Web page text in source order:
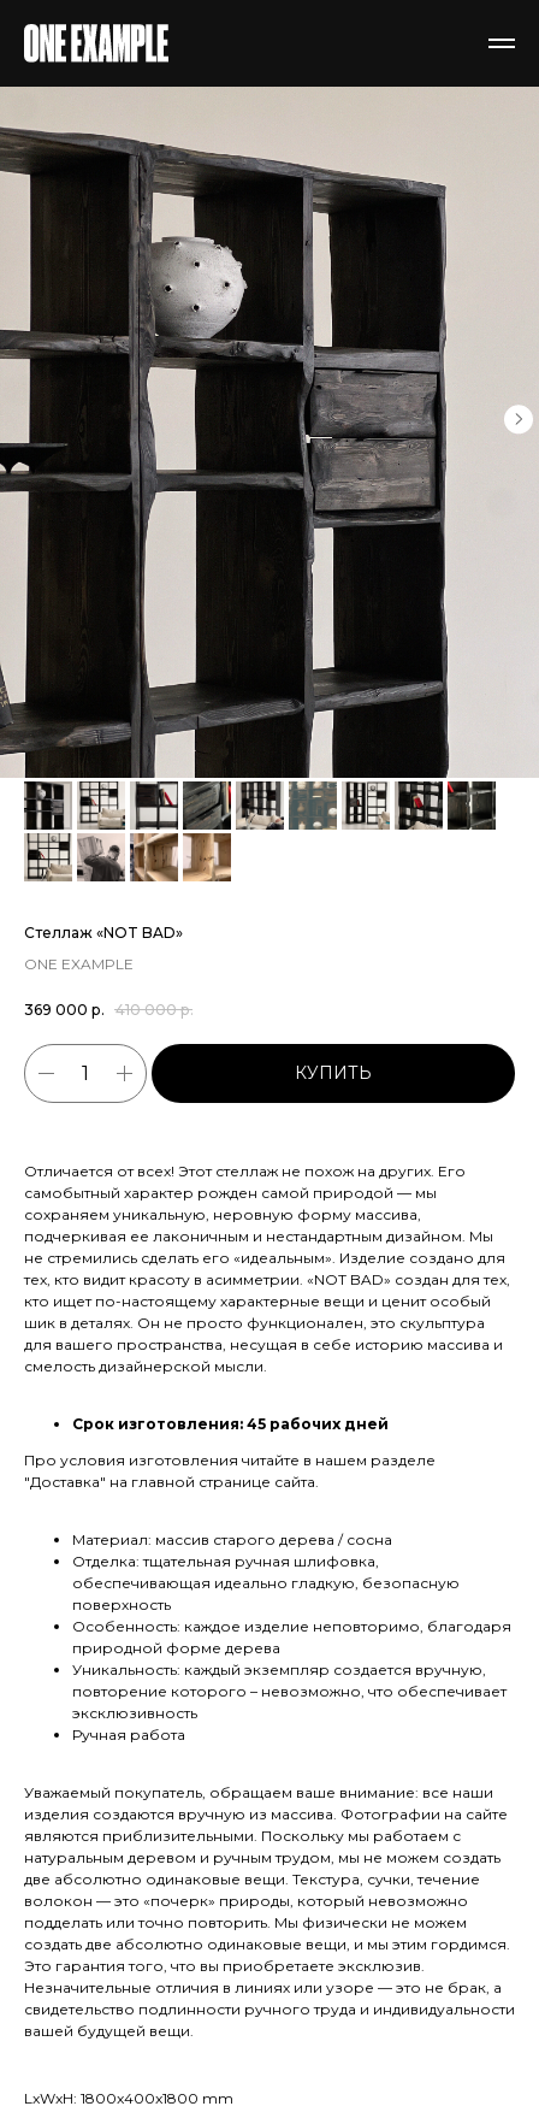
Стеллаж «NOT BAD»
ONE EXAMPLE
369 000 р. 410 000 р.
КУПИТЬ
Отличается от всех! Этот стеллаж не похож на других. Его
самобытный характер рожден самой природой — мы
сохраняем уникальную, неровную форму массива,
подчеркивая ее лаконичным и нестандартным дизайном. Мы
не стремились сделать его «идеальным». Изделие создано для
тех, кто видит красоту в асимметрии. «NOT BAD» создан для тех,
кто ищет по-настоящему характерные вещи и ценит особый
шик в деталях. Он не просто функционален, это скульптура
для вашего пространства, несущая в себе историю массива и
смелость дизайнерской мысли.
Срок изготовления: 45 рабочих дней
Про условия изготовления читайте в нашем разделе
"Доставка" на главной странице сайта.
Материал: массив старого дерева / сосна
Отделка: тщательная ручная шлифовка,
обеспечивающая идеально гладкую, безопасную
поверхность
Особенность: каждое изделие неповторимо, благодаря
природной форме дерева
Уникальность: каждый экземпляр создается вручную,
повторение которого – невозможно, что обеспечивает
эксклюзивность
Ручная работа
Уважаемый покупатель, обращаем ваше внимание: все наши
изделия создаются вручную из массива. Фотографии на сайте
являются приблизительными. Поскольку мы работаем с
натуральным деревом и ручным трудом, мы не можем создать
две абсолютно одинаковые вещи. Текстура, сучки, течение
волокон — это «почерк» природы, который невозможно
подделать или точно повторить. Мы физически не можем
создать две абсолютно одинаковые вещи, и мы этим гордимся.
Это гарантия того, что вы приобретаете эксклюзив.
Незначительные отличия в линиях или узоре — это не брак, а
свидетельство подлинности ручного труда и индивидуальности
вашей будущей вещи.
LxWxH: 1800x400x1800 mm
МОСКВА
+7 915 208-77-87